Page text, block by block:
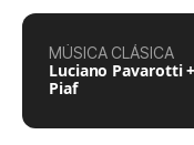
MÚSICA CLÁSICA
Luciano Pavarotti
Piaf